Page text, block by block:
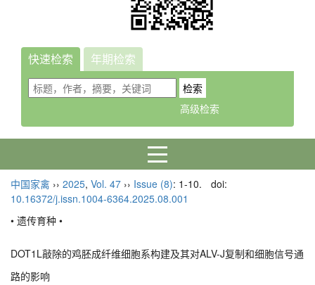
快速检索 年期检索
中国家禽 ›› 2025, Vol. 47 ›› Issue (8): 1-10.
doi:
10.16372/j.issn.1004-6364.2025.08.001
• 遗传育种 •
DOT1L敲除的鸡胚成纤维细胞系构建及其对ALV-J复制和细胞信号通
路的影响